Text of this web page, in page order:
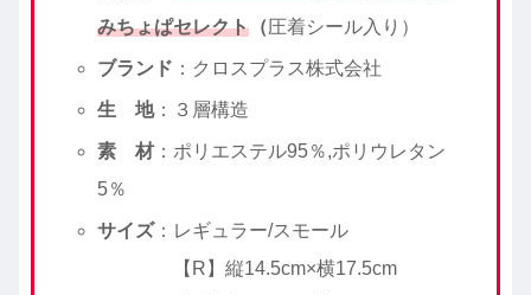
みちょぱセレクト （圧着シール入り）
ブランド ：クロスプラス株式会社
生 地：３層構造
素 材 ：ポリエステル95％,ポリウレタン
5％
サイズ ：レギュラー/スモール
【R】縦14.5cm×横17.5cm